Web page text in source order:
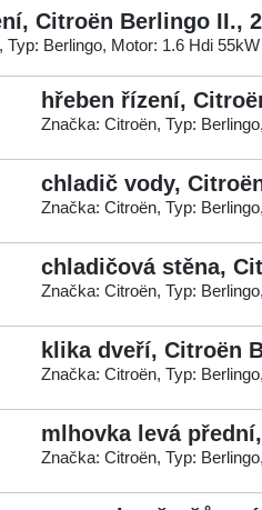
Citroën Berlingo II.,
Typ: Berlingo, Motor: 1.6 Hdi
hřeben řízení,
Značka: Citroën, Typ:
chladič vody,
Značka: Citroën, Typ:
chladičová stěna,
Značka: Citroën, Typ:
klika dveří, Citroën
Značka: Citroën, Typ:
mlhovka levá
Značka: Citroën, Typ: